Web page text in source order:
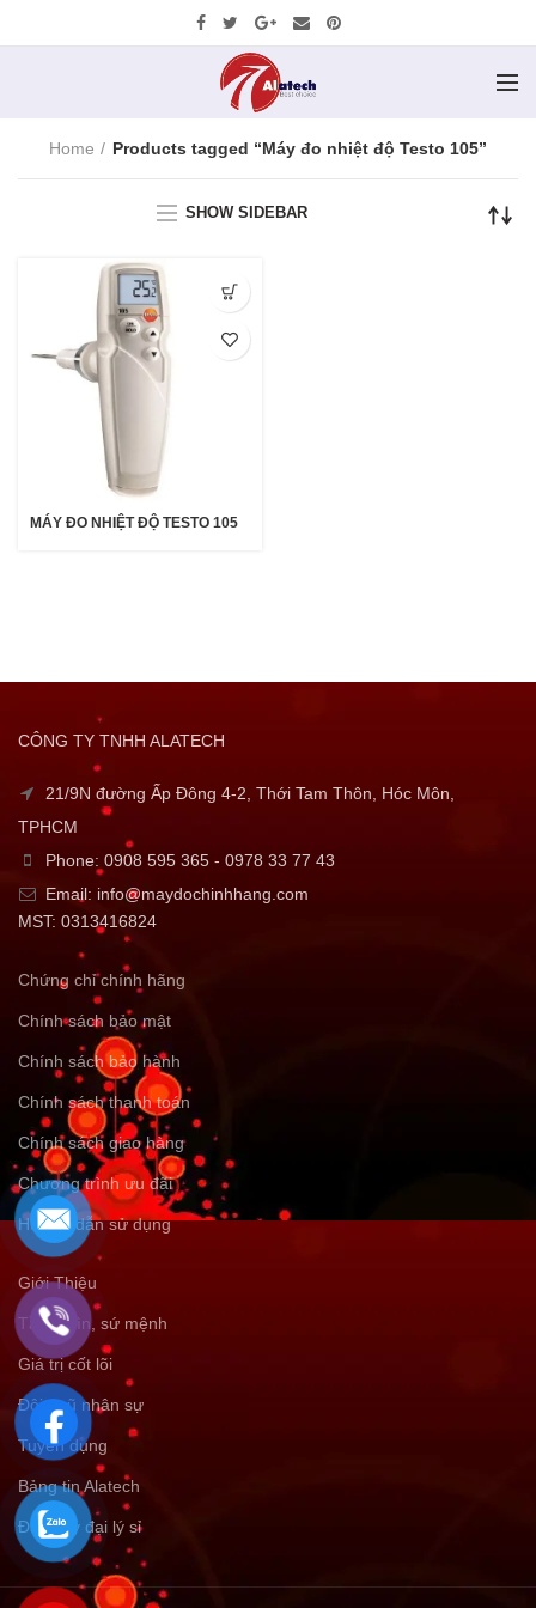
Home Products tagged “Máy đo nhiệt độ Testo 105”
SHOW SIDEBAR
MÁY ĐO NHIỆT ĐỘ TESTO 105
CÔNG TY TNHH ALATECH
21/9N đường Ấp Đông 4-2, Thới Tam Thôn, Hóc Môn,
TPHCM
Phone: 0908 595 365 - 0978 33 77 43
Email: info@maydochinhhang.com
MST: 0313416824
Chứng chỉ chính hãng
Chính sách bảo mật
Chính sách bảo hành
Chính sách thanh toán
Chính sách giao hàng
Chương trình ưu đãi
Hướng dẫn sử dụng
Giới Thiệu
Tầm nhìn, sứ mệnh
Giá trị cốt lõi
Đội ngũ nhân sự
Tuyển dụng
Bảng tin Alatech
Đăng ký đại lý sỉ